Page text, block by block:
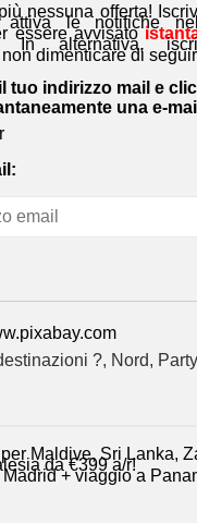
nessuna offerta!
le notifiche
essere avvisato
In alternativa,
dimenticare di
tuo indirizzo mail e
una e-
?, Nord,
Maldive, Sri Lanka,
da €399 a/r!
+ viaggio a